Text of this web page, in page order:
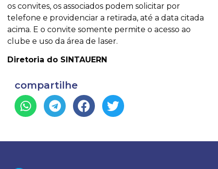
os convites, os associados podem solicitar por
telefone e providenciar a retirada, até a data citada
acima. E o convite somente permite o acesso ao
clube e uso da área de laser.
Diretoria do SINTAUERN
compartilhe